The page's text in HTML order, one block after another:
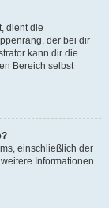
dient die
der bei dir
kann dir die
Bereich selbst
einschließlich der
Informationen